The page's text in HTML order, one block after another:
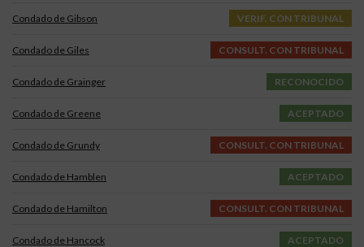
Condado de Gibson VERIF. CON TRIBUNAL
Condado de Giles CONSULT. CON TRIBUNAL
Condado de Grainger RECONOCIDO
Condado de Greene ACEPTADO
Condado de Grundy CONSULT. CON TRIBUNAL
Condado de Hamblen ACEPTADO
Condado de Hamilton CONSULT. CON TRIBUNAL
Condado de Hancock ACEPTADO